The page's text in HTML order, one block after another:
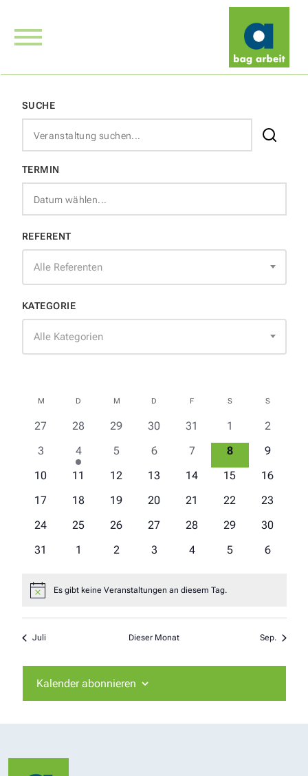
SUCHE
TERMIN
REFERENT
Alle Referenten
KATEGORIE
Alle Kategorien
Kalender
von
Veranstaltungen
M MONTAGD DIENSTAG
M MITTWOCH
D DONNERSTAG
F SSAMSTAGSSONNTAG
0
27
0
28
0
29
0
Veranstaltungen
30
0
Veranstaltungen
31
0
Veranstaltungen
1
0
2
0
Veranstaltungen
3
1
Veranstaltung
4
0
5
0
Veranstaltungen
6
0
Veranstaltungen
7
0
8
0
9
0
10
0
11
0
12
0
13
0
14
0
15
0
16
0
17
0
18
0
19
0
20
0
21
0
22
0
23
0
24
0
25
0
26
0
27
0
28
0
29
0
30
0
31
0
1
0
2
0
3
0
4
0
5
0
6
HinweisEs gibt keine Veranstaltungen an diesem Tag.
Juli Dieser Monat Sep.
Kalender abonnieren